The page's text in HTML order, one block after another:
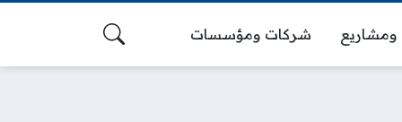
شركات ومؤسسات